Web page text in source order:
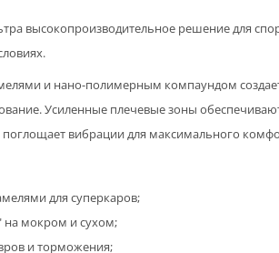
высокопроизводительное решение для
и нано-полимерным компаундом
Усиленные плечевые зоны
вибрации для максимального
для суперкаров;
на мокром и сухом;
и торможения;